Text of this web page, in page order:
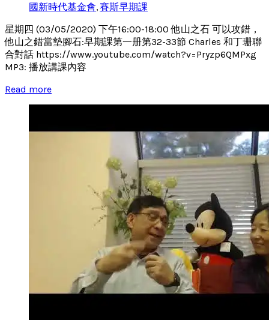
國新時代基金會,賽斯早期課
星期四 (03/05/2020) 下午16:00-18:00 他山之石 可以攻錯，
他山之錯當墊腳石:早期課第一册第32-33節 Charles 和丁珊聯
合對話 https://www.youtube.com/watch?v=Pryzp6QMPxg
MP3: 播放講課內容
Read more